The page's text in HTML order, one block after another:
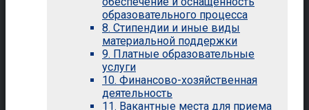
образовательного процесса
8. Стипендии и иные виды
материальной поддержки
9. Платные образовательные
услуги
10. Финансово-хозяйственная
деятельность
11. Вакантные места для приема